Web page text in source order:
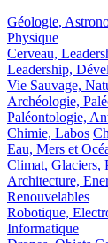
Géologie,
Physique
Cerveau,
Leadership,
Vie Sauvage,
Archéologie,
Paléontologie,
Chimie, Labos
Eau, Mers et
Climat, Glaciers,
Architecture,
Renouvelables
Robotique,
Informatique